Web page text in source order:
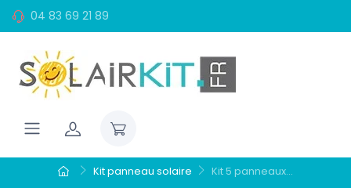
04 83 69 21 89
Kit panneau solaire Kit 5 panneaux...